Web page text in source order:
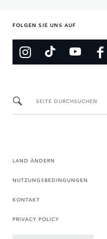
FOLGEN SIE UNS AUF
SEITE DURCHSUCHEN
LAND ÄNDERN
NUTZUNGSBEDINGUNGEN
KONTAKT
PRIVACY POLICY